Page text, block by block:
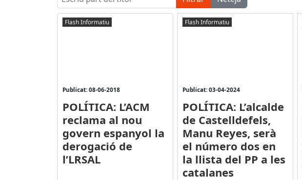
Flash Informatiu
Publicat: 08-06-2018
POLÍTICA: L’ACM
reclama al nou
govern espanyol la
derogació de
l’LRSAL
Flash Informatiu
Publicat: 03-04-2024
POLÍTICA: L’alcalde
de Castelldefels,
Manu Reyes, serà
el número dos en
la llista del PP a les
catalanes